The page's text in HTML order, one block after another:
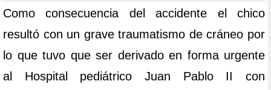
Como consecuencia del accidente el chico
resultó con un grave traumatismo de cráneo por
lo que tuvo que ser derivado en forma urgente
al Hospital pediátrico Juan Pablo II con